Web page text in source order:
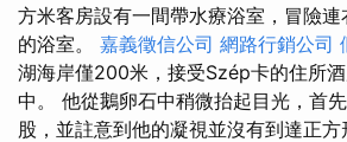
方米客房設有一間帶水療浴室，冒險
的浴室。 嘉義徵信公司 網路行銷公司
湖海岸僅200米，接受Szép卡的住所
中。 他從鵝卵石中稍微抬起目光，首
股，並註意到他的凝視並沒有到達正